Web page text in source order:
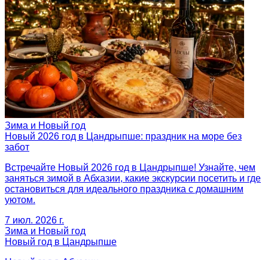
Зима и Новый год
Новый 2026 год в Цандрыпше: праздник на море без
забот
Встречайте Новый 2026 год в Цандрыпше! Узнайте, чем
заняться зимой в Абхазии, какие экскурсии посетить и где
остановиться для идеального праздника с домашним
уютом.
7 июл. 2026 г.
Зима и Новый год
Новый год в Цандрыпше